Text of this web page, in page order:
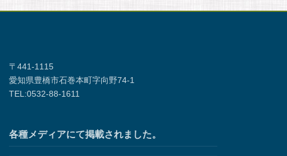
〒441-1115
愛知県豊橋市石巻本町字向野74-1
TEL:0532-88-1611
各種メディアにて掲載されました。